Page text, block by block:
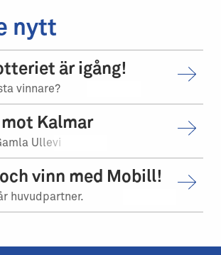
nytt
är igång!
vinnare?
Kalmar
Ullevi
vinn med Mobill!
huvudpartner.